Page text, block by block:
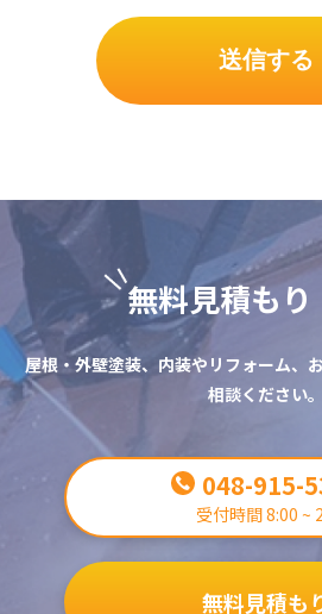
無料見積も
屋根・外壁塗装、内装やリフォーム、
相談ください。
048-915-
受付時間 8:00 ~
無料見積も